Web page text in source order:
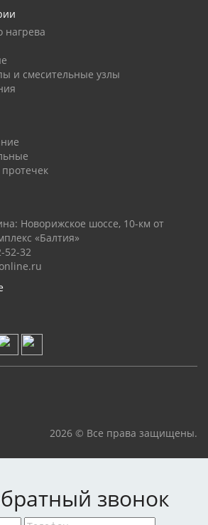
нагрева
и смесительные узлы
Новорижское шоссе, 10-км от
«Балтия»
52-32
2026 © Все права защищены.
звонок